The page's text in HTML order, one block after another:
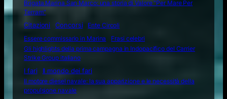
Brigata Marina San Marco: una storia di Valore "Per Mare Per
Terram"
Citazioni
Concorsi
Ente Circoli
Essere commissario in Marina
Frasi celebri
Gli highlights della prima campagna in Indopacifico del Carrier
Strike Group italiano
I fari
Il mondo dei fari
Il motore diesel navale: la sua apparizione e le necessità della
propulsione navale